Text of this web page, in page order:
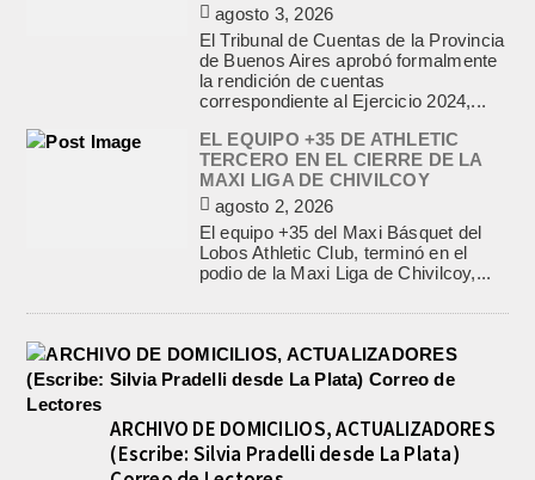
agosto 3, 2026
El Tribunal de Cuentas de la Provincia
de Buenos Aires aprobó formalmente
la rendición de cuentas
correspondiente al Ejercicio 2024,...
EL EQUIPO +35 DE ATHLETIC
TERCERO EN EL CIERRE DE LA
MAXI LIGA DE CHIVILCOY
agosto 2, 2026
El equipo +35 del Maxi Básquet del
Lobos Athletic Club, terminó en el
podio de la Maxi Liga de Chivilcoy,...
ARCHIVO DE DOMICILIOS, ACTUALIZADORES
(Escribe: Silvia Pradelli desde La Plata)